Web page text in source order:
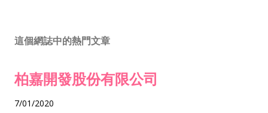
這個網誌中的熱門文章
柏嘉開發股份有限公司
7/01/2020